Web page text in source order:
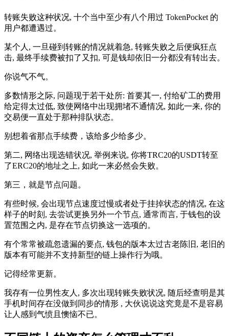
转账失败这种状况, 十个当中至少有八个用过 TokenPocket 的
用户都遭遇过。
某个人, 一旦碰到转账的情况就着急, 转账失败之后便疯狂点
击, 最终手续费被扣了又扣, 可是钱却依旧一分都没有转出去。
你说气不气。
多数情形之际, 问题现于若干处所: 首要其一, 付给矿工的费用
给定得太过低, 致使网络中出现拥堵不通情况, 如此一来, 你的
交易便一直处于那种排队状态。
别想着省那点手续费，该给多少给多少。
第二, 网络出现选错状况, 举例来说, 你将TRC20的USDT转至
了ERC20的地址之上, 如此一来必然会失败。
第三，就是节点问题。
有些时候, 会出现节点速度过慢或者处于挂掉状态的情况, 在这
样子的时刻, 去尝试更换另外一个节点, 通常而言, 于钱包的设
置范围之内, 是存在节点切换这一选项的。
有个常常被疏忽遗漏的要点, 钱包的版本太过古老陈旧, 老旧的
版本有可能并不支持新型的链上操作行为哦。
记得经常更新。
我存有一位男性友人, 多次出现转账失败状况, 随后经查明是其
手机时间存在没做到同步的情形 , 大伙说说这究竟是不是容易
让人感到气愤且懊恼不已。